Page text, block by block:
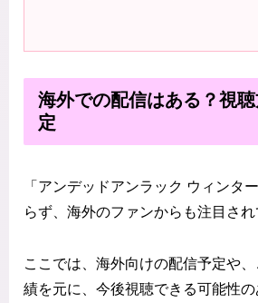
海外での配信はある？視
定
「アンデッドアンラック ウィンタ
らず、海外のファンからも注目され
ここでは、海外向けの配信予定や
績を元に、今後視聴できる可能性